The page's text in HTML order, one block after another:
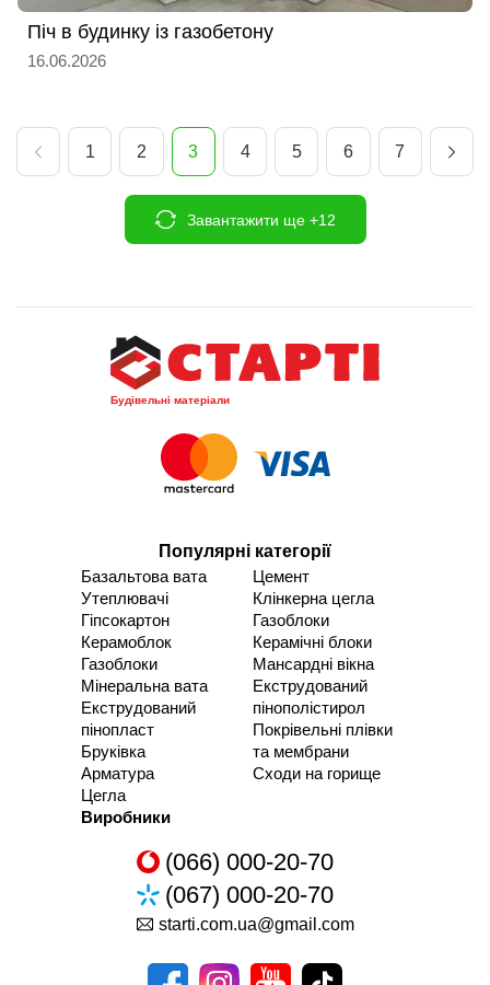
Піч в будинку із газобетону
16.06.2026
1 2 3 4 5 6 7
Завантажити ще +12
Будівельні матеріали
Популярні категорії
Базальтова вата
Утеплювачі
Гіпсокартон
Керамоблок
Газоблоки
Мінеральна вата
Екструдований
пінопласт
Бруківка
Арматура
Цегла
Цемент
Клінкерна цегла
Газоблоки
Керамічні блоки
Мансардні вікна
Екструдований
пінополістирол
Покрівельні плівки
та мембрани
Сходи на горище
Виробники
(066) 000-20-70
(067) 000-20-70
starti.com.ua@gmail.com